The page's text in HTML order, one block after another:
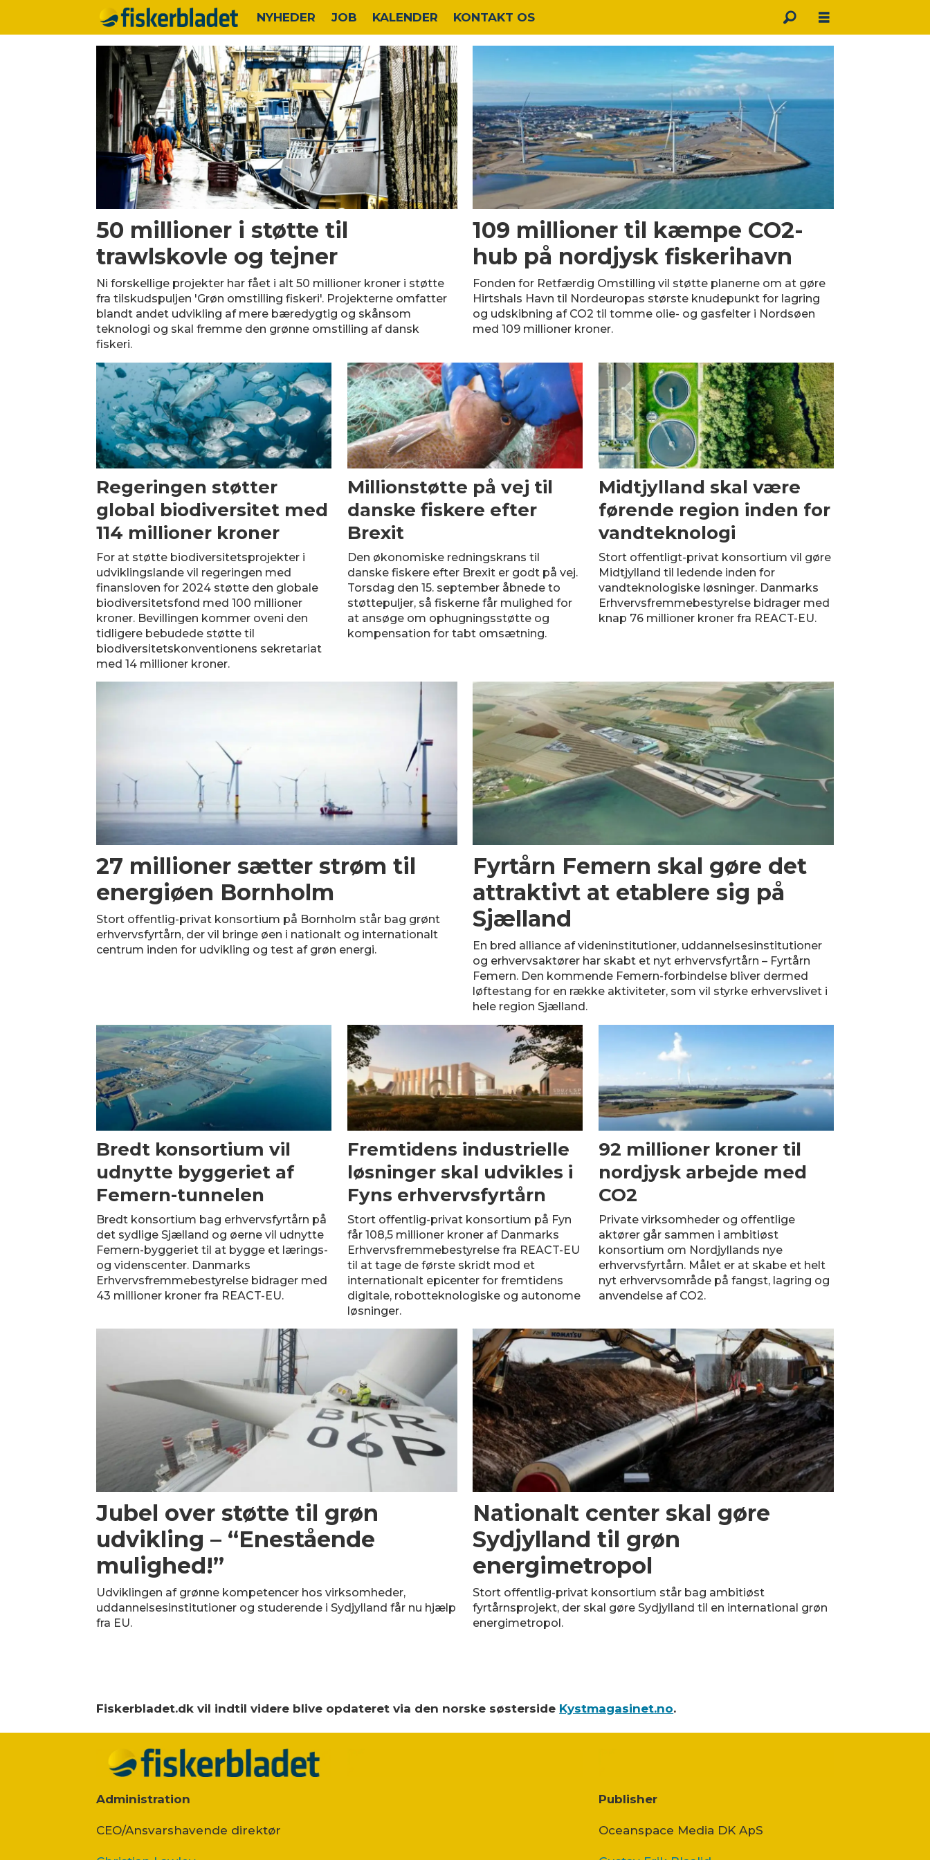
NYHEDER JOB KALENDER KONTAKT OS
50 millioner i støtte til
trawlskovle og tejner
Ni forskellige projekter har fået i alt 50 millioner kroner i støtte
fra tilskudspuljen 'Grøn omstilling fiskeri'. Projekterne omfatter
blandt andet udvikling af mere bæredygtig og skånsom
teknologi og skal fremme den grønne omstilling af dansk
fiskeri.
109 millioner til kæmpe CO2-
hub på nordjysk fiskerihavn
Fonden for Retfærdig Omstilling vil støtte planerne om at gøre
Hirtshals Havn til Nordeuropas største knudepunkt for lagring
og udskibning af CO2 til tomme olie- og gasfelter i Nordsøen
med 109 millioner kroner.
Regeringen støtter
global biodiversitet med
114 millioner kroner
For at støtte biodiversitetsprojekter i
udviklingslande vil regeringen med
finansloven for 2024 støtte den globale
biodiversitetsfond med 100 millioner
kroner. Bevillingen kommer oveni den
tidligere bebudede støtte til
biodiversitetskonventionens sekretariat
med 14 millioner kroner.
Millionstøtte på vej til
danske fiskere efter
Brexit
Den økonomiske redningskrans til
danske fiskere efter Brexit er godt på vej.
Torsdag den 15. september åbnede to
støttepuljer, så fiskerne får mulighed for
at ansøge om ophugningsstøtte og
kompensation for tabt omsætning.
Midtjylland skal være
førende region inden for
vandteknologi
Stort offentligt-privat konsortium vil gøre
Midtjylland til ledende inden for
vandteknologiske løsninger. Danmarks
Erhvervsfremmebestyrelse bidrager med
knap 76 millioner kroner fra REACT-EU.
27 millioner sætter strøm til
energiøen Bornholm
Stort offentlig-privat konsortium på Bornholm står bag grønt
erhvervsfyrtårn, der vil bringe øen i nationalt og internationalt
centrum inden for udvikling og test af grøn energi.
Fyrtårn Femern skal gøre det
attraktivt at etablere sig på
Sjælland
En bred alliance af videninstitutioner, uddannelsesinstitutioner
og erhvervsaktører har skabt et nyt erhvervsfyrtårn – Fyrtårn
Femern. Den kommende Femern-forbindelse bliver dermed
løftestang for en række aktiviteter, som vil styrke erhvervslivet i
hele region Sjælland.
Bredt konsortium vil
udnytte byggeriet af
Femern-tunnelen
Bredt konsortium bag erhvervsfyrtårn på
det sydlige Sjælland og øerne vil udnytte
Femern-byggeriet til at bygge et lærings-
og videnscenter. Danmarks
Erhvervsfremmebestyrelse bidrager med
43 millioner kroner fra REACT-EU.
Fremtidens industrielle
løsninger skal udvikles i
Fyns erhvervsfyrtårn
Stort offentlig-privat konsortium på Fyn
får 108,5 millioner kroner af Danmarks
Erhvervsfremmebestyrelse fra REACT-EU
til at tage de første skridt mod et
internationalt epicenter for fremtidens
digitale, robotteknologiske og autonome
løsninger.
92 millioner kroner til
nordjysk arbejde med
CO2
Private virksomheder og offentlige
aktører går sammen i ambitiøst
konsortium om Nordjyllands nye
erhvervsfyrtårn. Målet er at skabe et helt
nyt erhvervsområde på fangst, lagring og
anvendelse af CO2.
Jubel over støtte til grøn
udvikling – “Enestående
mulighed!”
Udviklingen af grønne kompetencer hos virksomheder,
uddannelsesinstitutioner og studerende i Sydjylland får nu hjælp
fra EU.
Nationalt center skal gøre
Sydjylland til grøn
energimetropol
Stort offentlig-privat konsortium står bag ambitiøst
fyrtårnsprojekt, der skal gøre Sydjylland til en international grøn
energimetropol.
Fiskerbladet.dk vil indtil videre blive opdateret via den norske søsterside Kystmagasinet.no.
Administration
CEO/Ansvarshavende direktør
Publisher
Oceanspace Media DK ApS